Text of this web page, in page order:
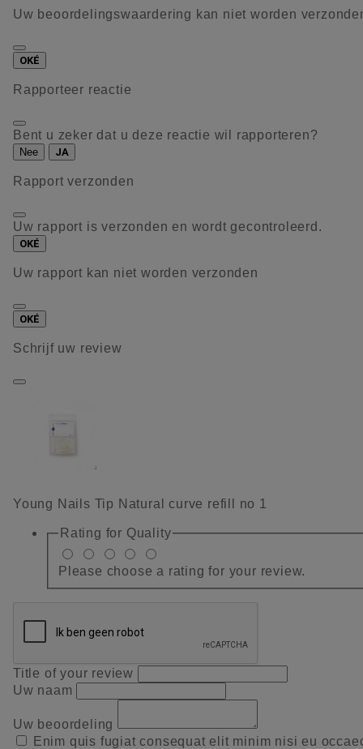
Uw beoordelingswaardering kan niet worden
OKÉ
Rapporteer reactie
Bent u zeker dat u deze reactie wil rapporteren?
Nee JA
Rapport verzonden
Uw rapport is verzonden en wordt gecontroleerd.
OKÉ
Uw rapport kan niet worden verzonden
OKÉ
Schrijf uw review
Young Nails Tip Natural curve refill no 1
Rating for Quality
Please choose a rating for your review.
Title of your review
Uw naam
Uw beoordeling
Enim quis fugiat consequat elit minim nisi eu